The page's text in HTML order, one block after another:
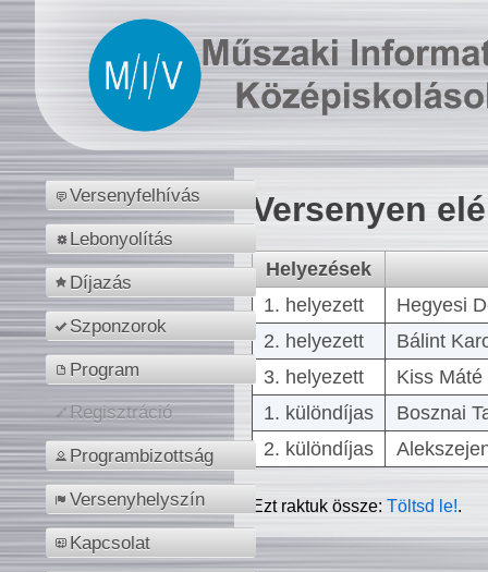
Versenyfelhívás
Lebonyolítás
Díjazás
Szponzorok
Program
Regisztráció
Programbizottság
Versenyhelyszín
Kapcsolat
Versenyen
Helyezések
1. helyezett
Hegyesi
2. helyezett
Bálint
3. helyezett
Kiss
1. különdíjas
Bosznai
2. különdíjas
Ezt raktuk össze:Töltsd le!.